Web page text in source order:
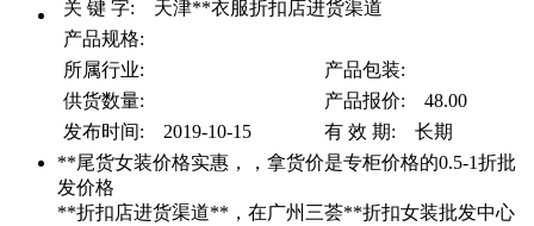
关 键 字: 天津**衣服折扣店进货渠道
产品规格:
所属行业:
产品包装:
供货数量:
产品报价: 48.00
发布时间: 2019-10-15
有 效 期: 长期
**尾货女装价格实惠，，拿货价是专柜价格的0.5-1折批
发价格
**折扣店进货渠道**，在广州三荟**折扣女装批发中心